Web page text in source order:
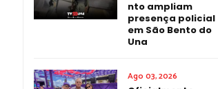
nto ampliam
presença policial
em São Bento do
Una
Ago 03, 2026